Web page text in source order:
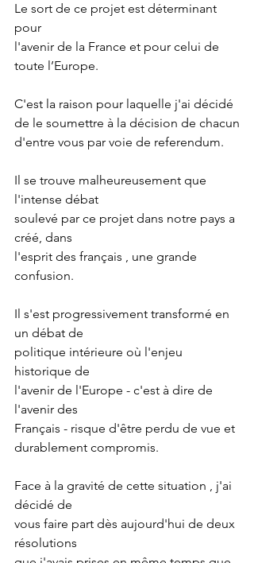
Le sort de ce projet est déterminant
pour
l'avenir de la France et pour celui de
toute l’Europe.
C'est la raison pour laquelle j'ai décidé
de le soumettre à la décision de chacun
d'entre vous par voie de referendum.
Il se trouve malheureusement que
l'intense débat
soulevé par ce projet dans notre pays a
créé, dans
l'esprit des français , une grande
confusion.
Il s'est progressivement transformé en
un débat de
politique intérieure où l'enjeu
historique de
l'avenir de l'Europe - c'est à dire de
l'avenir des
Français - risque d'être perdu de vue et
durablement compromis.
Face à la gravité de cette situation , j'ai
décidé de
vous faire part dès aujourd'hui de deux
résolutions